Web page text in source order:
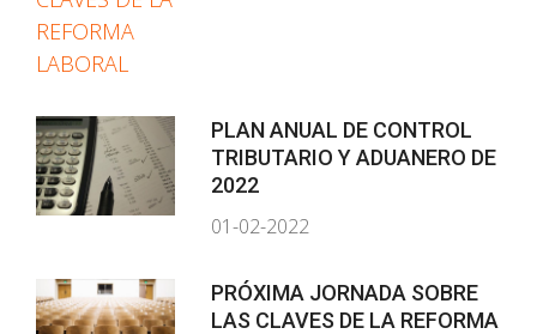
PLAN ANUAL DE CONTROL
TRIBUTARIO Y ADUANERO DE
2022
01-02-2022
PRÓXIMA JORNADA SOBRE
LAS CLAVES DE LA REFORMA